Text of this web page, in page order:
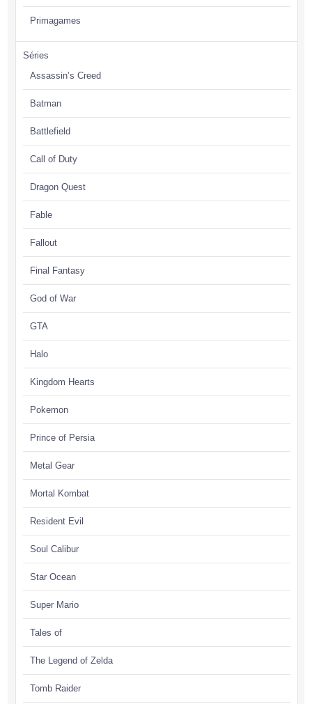
Primagames
Séries
Assassin’s Creed
Batman
Battlefield
Call of Duty
Dragon Quest
Fable
Fallout
Final Fantasy
God of War
GTA
Halo
Kingdom Hearts
Pokemon
Prince of Persia
Metal Gear
Mortal Kombat
Resident Evil
Soul Calibur
Star Ocean
Super Mario
Tales of
The Legend of Zelda
Tomb Raider